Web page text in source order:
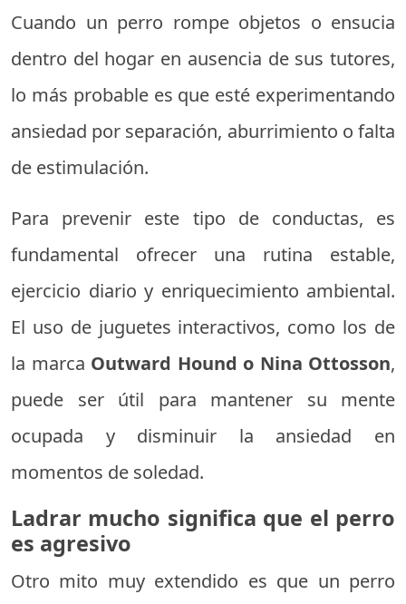
Cuando un perro rompe objetos o ensucia
dentro del hogar en ausencia de sus tutores,
lo más probable es que esté experimentando
ansiedad por separación, aburrimiento o falta
de estimulación.
Para prevenir este tipo de conductas, es
fundamental ofrecer una rutina estable,
ejercicio diario y enriquecimiento ambiental.
El uso de juguetes interactivos, como los de
la marca Outward Hound o Nina Ottosson,
puede ser útil para mantener su mente
ocupada y disminuir la ansiedad en
momentos de soledad.
Ladrar mucho significa que el perro
es agresivo
Otro mito muy extendido es que un perro